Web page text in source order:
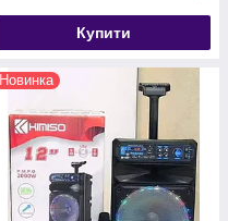
Купити
Новинка